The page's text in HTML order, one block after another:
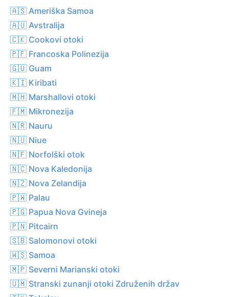
🇦🇸 Ameriška Samoa
🇦🇺 Avstralija
🇨🇰 Cookovi otoki
🇵🇫 Francoska Polinezija
🇬🇺 Guam
🇰🇮 Kiribati
🇲🇭 Marshallovi otoki
🇫🇲 Mikronezija
🇳🇷 Nauru
🇳🇺 Niue
🇳🇫 Norfolški otok
🇳🇨 Nova Kaledonija
🇳🇿 Nova Zelandija
🇵🇼 Palau
🇵🇬 Papua Nova Gvineja
🇵🇳 Pitcairn
🇸🇧 Salomonovi otoki
🇼🇸 Samoa
🇲🇵 Severni Marianski otoki
🇺🇲 Stranski zunanji otoki Združenih držav